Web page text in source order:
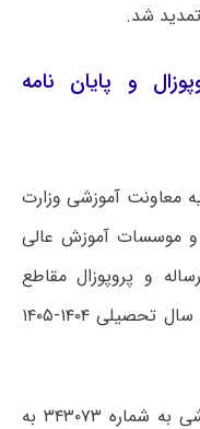
و پایان نامه
معاونت آموزشی وزارت
و موسسات آموزش عالی
و پروپوزال مقاطع
تحصیلات تکمیلی را برای نیمسال اول سال تحصیلی ۱۴۰۴-۱۴۰۵
به استناد ابلاغیه جدید معاونت آموزشی به شماره ۳۴۳۰۷۳ به